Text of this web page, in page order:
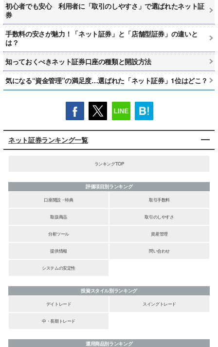
初心者でも安心 利用者に「取引のしやすさ」で選ばれたネット証
券
手数料の安さが魅力！「ネット証券」と「店舗型証券」の違いと
は？
知っておくべきネット証券口座の種類と開設方法
気になる“資金管理”の満足度…選ばれた「ネット証券」1位はどこ？
ネット証券ランキング一覧
ランキングTOP
評価項目別ランキング
口座開設・特典
取引手数料
取扱商品 取引のしやすさ
分析ツール 資産管理
提供情報 問い合わせ
システムの安定性
投資スタイル別ランキング
デイトレード
スイングトレード
中・長期トレード
運用商品別ランキング